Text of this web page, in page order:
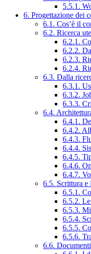
5.5.1.
6. Progettazione dei
6.1. Cos’è il
6.2. Ricerca
6.2.1.
6.2.2.
6.2.3.
6.2.4.
6.3. Dalla
6.3.1.
6.3.2.
6.3.3.
6.4.
6.4.1.
6.4.2.
6.4.3.
6.4.4.
6.4.5.
6.4.6.
6.4.7.
6.5. Scrittura e
6.5.1.
6.5.2.
6.5.3.
6.5.4.
6.5.5.
6.5.6.
6.6. Documenti